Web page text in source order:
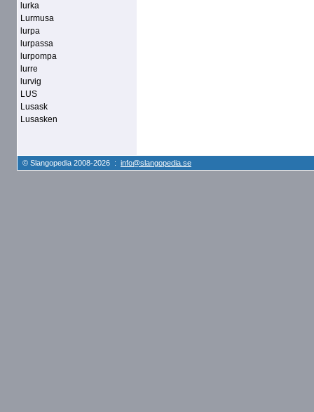
lurka
Lurmusa
lurpa
lurpassa
lurpompa
lurre
lurvig
LUS
Lusask
Lusasken
© Slangopedia 2008-2026 : info@slangopedia.se